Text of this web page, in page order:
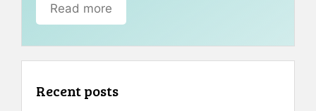
Read more
Recent posts